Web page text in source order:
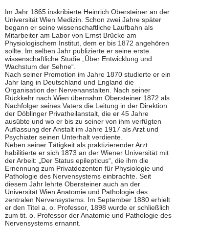
Im Jahr 1865 inskribierte Heinrich Obersteiner an der
Universität Wien Medizin. Schon zwei Jahre später
begann er seine wissenschaftliche Laufbahn als
Mitarbeiter am Labor von Ernst Brücke am
Physiologischem Institut, dem er bis 1872 angehören
sollte. Im selben Jahr publizierte er seine erste
wissenschaftliche Studie „Über Entwicklung und
Wachstum der Sehne“.
Nach seiner Promotion im Jahre 1870 studierte er ein
Jahr lang in Deutschland und England die
Organisation der Nervenanstalten. Nach seiner
Rückkehr nach Wien übernahm Obersteiner 1872 als
Nachfolger seines Vaters die Leitung in der Direktion
der Döblinger Privatheilanstalt, die er 45 Jahre
ausübte und wo er bis zu seiner von ihm verfügten
Auflassung der Anstalt im Jahre 1917 als Arzt und
Psychiater seinen Unterhalt verdiente.
Neben seiner Tätigkeit als praktizierender Arzt
habilitierte er sich 1873 an der Wiener Universität mit
der Arbeit: „Der Status epilepticus“, die ihm die
Ernennung zum Privatdozenten für Physiologie und
Pathologie des Nervensystems einbrachte. Seit
diesem Jahr lehrte Obersteiner auch an der
Universität Wien Anatomie und Pathologie des
zentralen Nervensystems. Im September 1880 erhielt
er den Titel a. o. Professor, 1898 wurde er schließlich
zum tit. o. Professor der Anatomie und Pathologie des
Nervensystems ernannt.